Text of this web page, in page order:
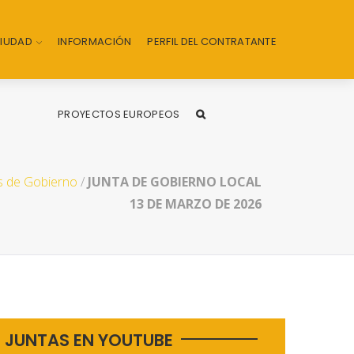
INFORMACIÓN PERFIL DEL CONTRATANTE
PROYECTOS EUROPEOS
de Gobierno / JUNTA DE GOBIERNO LOCAL
13 DE MARZO DE 2026
JUNTAS EN YOUTUBE